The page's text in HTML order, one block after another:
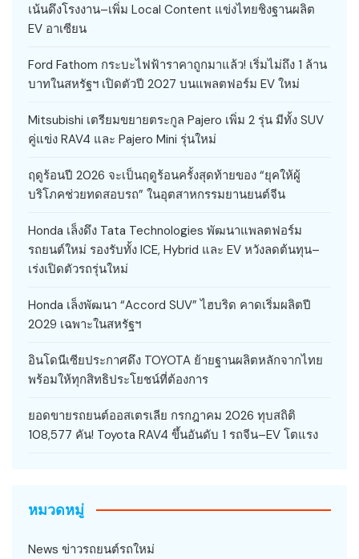
เน้นดึงโรงงาน–เพิ่ม Local Content แข่งไทยชิงฐานผลิต
EV อาเซียน
Ford Fathom กระบะไฟฟ้าราคาถูกมาแล้ว! เริ่มไม่ถึง 1 ล้าน
บาทในสหรัฐฯ เปิดตัวปี 2027 บนแพลตฟอร์ม EV ใหม่
Mitsubishi เตรียมขยายตระกูล Pajero เพิ่ม 2 รุ่น มีทั้ง SUV
คู่แข่ง RAV4 และ Pajero Mini รุ่นใหม่
ฤดูร้อนปี 2026 จะเป็นฤดูร้อนครั้งสุดท้ายของ “ยุคให้ผู้
บริโภคช่วยทดสอบรถ” ในอุตสาหกรรมยานยนต์จีน
Honda เล็งดึง Tata Technologies พัฒนาแพลตฟอร์ม
รถยนต์ใหม่ รองรับทั้ง ICE, Hybrid และ EV หวังลดต้นทุน–
เร่งเปิดตัวรถรุ่นใหม่
Honda เล็งพัฒนา “Accord SUV” ไฮบริด คาดเริ่มผลิตปี
2029 เฉพาะในสหรัฐฯ
อินโดนีเซียประกาศดึง TOYOTA ย้ายฐานผลิตหลักจากไทย
พร้อมให้ทุกสิทธิประโยชน์ที่ต้องการ
ยอดขายรถยนต์ออสเตรเลีย กรกฎาคม 2026 ทุบสถิติ
108,577 คัน! Toyota RAV4 ขึ้นอันดับ 1 รถจีน–EV โตแรง
หมวดหมู่
News ข่าวรถยนต์รถใหม่